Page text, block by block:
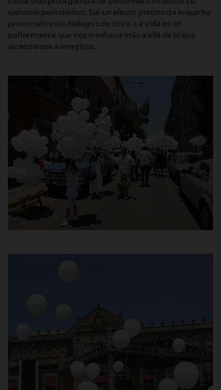
ejercicio periodístico, fue un efecto preciso de lo que ha
provocado este dialogo colectivo. La vida es un
performance que nos involucra más a allá de lo que
alcanzamos a imaginar.